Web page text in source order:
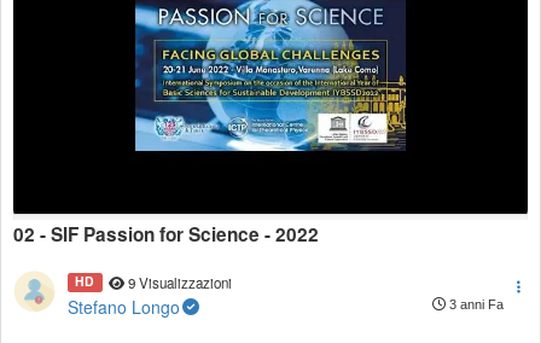
02 - SIF Passion for Science - 2022
HD 9 Visualizzazioni
Stefano Longo 3 anni Fa